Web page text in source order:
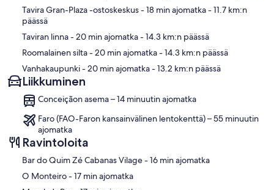
Tavira Gran-Plaza -ostoskeskus- 18 min ajomatka- 11.7 km:n
päässä
Taviran linna- 20 min ajomatka- 14.3 km:n päässä
Roomalainen silta- 20 min ajomatka- 14.3 km:n päässä
Vanhakaupunki- 20 min ajomatka- 13.2 km:n päässä
Liikkuminen
Conceiçãon asema – 14 minuutin ajomatka
Faro (FAO-Faron kansainvälinen lentokenttä) – 55 minuutin
ajomatka
Ravintoloita
‪Bar do Quim Zé Cabanas Vilage - ‬16 min ajomatka
‪O Monteiro - ‬17 min ajomatka